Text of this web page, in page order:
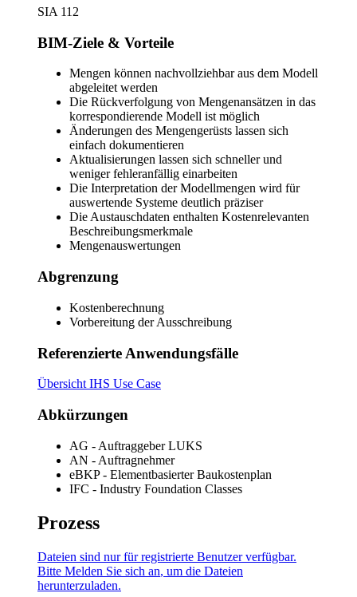
SIA 112
BIM-Ziele & Vorteile
Mengen können nachvollziehbar aus dem Modell
abgeleitet werden
Die Rückverfolgung von Mengenansätzen in das
korrespondierende Modell ist möglich
Änderungen des Mengengerüsts lassen sich
einfach dokumentieren
Aktualisierungen lassen sich schneller und
weniger fehleranfällig einarbeiten
Die Interpretation der Modellmengen wird für
auswertende Systeme deutlich präziser
Die Austauschdaten enthalten Kostenrelevanten
Beschreibungsmerkmale
Mengenauswertungen
Abgrenzung
Kostenberechnung
Vorbereitung der Ausschreibung
Referenzierte Anwendungsfälle
Übersicht IHS Use Case
Abkürzungen
AG - Auftraggeber LUKS
AN - Auftragnehmer
eBKP - Elementbasierter Baukostenplan
IFC - Industry Foundation Classes
Prozess
Dateien sind nur für registrierte Benutzer verfügbar.
Bitte Melden Sie sich an, um die Dateien
herunterzuladen.